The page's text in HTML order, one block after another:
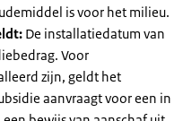
is voor het milieu.
De installatiedatum van
Voor
zijn, geldt het
aanvraagt voor een in